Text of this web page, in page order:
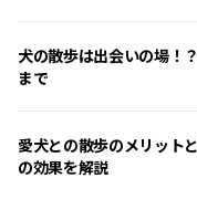
犬の散歩は出会いの場！
まで
愛犬との散歩のメリット
の効果を解説